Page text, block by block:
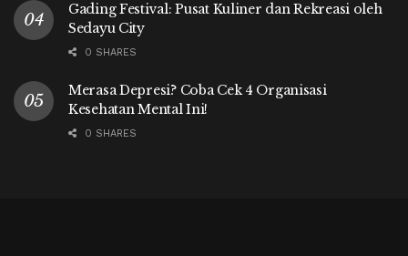
Gading Festival: Pusat Kuliner dan Rekreasi oleh
Sedayu City
0 SHARES
Merasa Depresi? Coba Cek 4 Organisasi
Kesehatan Mental Ini!
0 SHARES